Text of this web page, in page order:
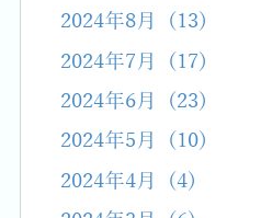
2024年8月 (13)
2024年7月 (17)
2024年6月 (23)
2024年5月 (10)
2024年4月 (4)